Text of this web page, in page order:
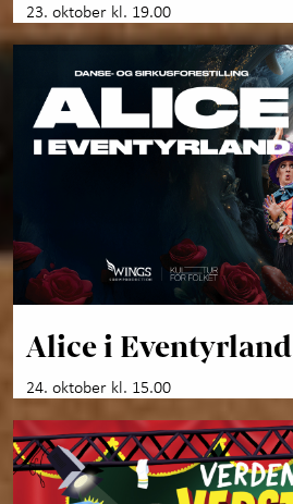
23. oktober kl. 19.00
Alice i Eventyrland
24. oktober kl. 15.00